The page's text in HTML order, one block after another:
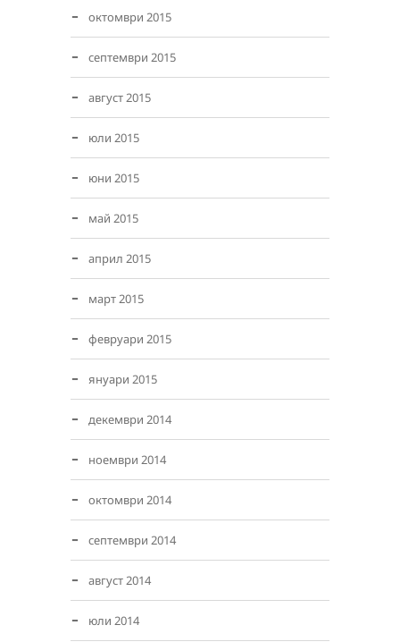
октомври 2015
септември 2015
август 2015
юли 2015
юни 2015
май 2015
април 2015
март 2015
февруари 2015
януари 2015
декември 2014
ноември 2014
октомври 2014
септември 2014
август 2014
юли 2014